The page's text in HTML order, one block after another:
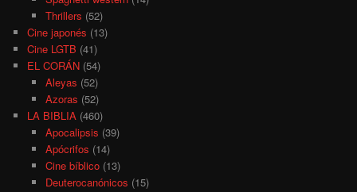
Thrillers (52)
Cine japonés (13)
Cine LGTB (41)
EL CORÁN (54)
Aleyas (52)
Azoras (52)
LA BIBLIA (460)
Apocalipsis (39)
Apócrifos (14)
Cine bíblico(13)
Deuterocanónicos (15)